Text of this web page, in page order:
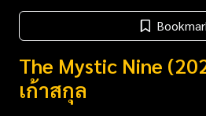
The Mystic Nine
เก้าสกุล